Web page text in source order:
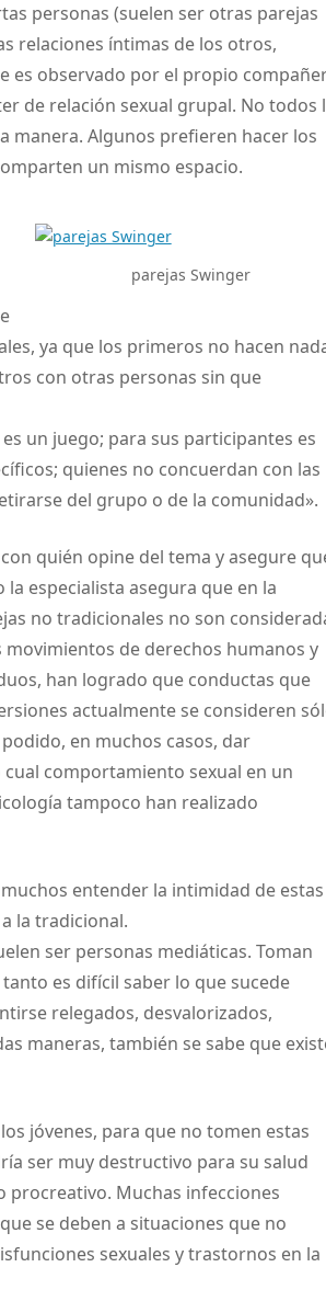
personas (suelen ser otras parejas
relaciones íntimas de los otros,
es observado por el propio
de relación sexual grupal. No todos
manera. Algunos prefieren hacer los
un mismo espacio.
parejas Swinger
ya que los primeros no hacen
con otras personas sin que
un juego; para sus participantes es
quienes no concuerdan con las
del grupo o de la comunidad».
quién opine del tema y asegure
especialista asegura que en la
no tradicionales no son
de derechos humanos y
han logrado que conductas que
actualmente se consideren
en muchos casos, dar
comportamiento sexual en un
tampoco han realizado
entender la intimidad de estas
la tradicional.
ser personas mediáticas. Toman
es difícil saber lo que sucede
relegados, desvalorizados,
maneras, también se sabe que
jóvenes, para que no tomen estas
ser muy destructivo para su salud
procreativo. Muchas infecciones
se deben a situaciones que no
sexuales y trastornos en la